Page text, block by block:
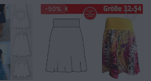
-50%